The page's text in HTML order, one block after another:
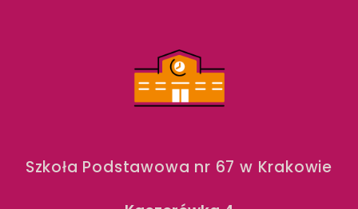
Szkoła Podstawowa nr 67 w Krakowie